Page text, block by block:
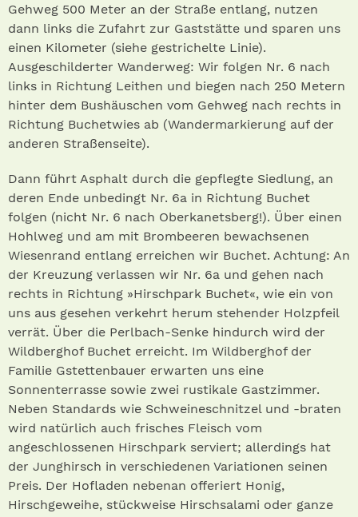
Gehweg 500 Meter an der Straße entlang, nutzen
dann links die Zufahrt zur Gaststätte und sparen uns
einen Kilometer (siehe gestrichelte Linie).
Ausgeschilderter Wanderweg: Wir folgen Nr. 6 nach
links in Richtung Leithen und biegen nach 250 Metern
hinter dem Bushäuschen vom Gehweg nach rechts in
Richtung Buchetwies ab (Wandermarkierung auf der
anderen Straßenseite).
Dann führt Asphalt durch die gepflegte Siedlung, an
deren Ende unbedingt Nr. 6a in Richtung Buchet
folgen (nicht Nr. 6 nach Oberkanetsberg!). Über einen
Hohlweg und am mit Brombeeren bewachsenen
Wiesenrand entlang erreichen wir Buchet. Achtung: An
der Kreuzung verlassen wir Nr. 6a und gehen nach
rechts in Richtung »Hirschpark Buchet«, wie ein von
uns aus gesehen verkehrt herum stehender Holzpfeil
verrät. Über die Perlbach-Senke hindurch wird der
Wildberghof Buchet erreicht. Im Wildberghof der
Familie Gstettenbauer erwarten uns eine
Sonnenterrasse sowie zwei rustikale Gastzimmer.
Neben Standards wie Schweineschnitzel und -braten
wird natürlich auch frisches Fleisch vom
angeschlossenen Hirschpark serviert; allerdings hat
der Junghirsch in verschiedenen Variationen seinen
Preis. Der Hofladen nebenan offeriert Honig,
Hirschgeweihe, stückweise Hirschsalami oder ganze